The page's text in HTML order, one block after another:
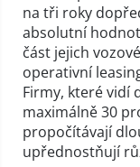
na tři roky
absolutní
část jejich
operativní
Firmy, které vidí
maximálně 30
propočítávají
upřednostňují